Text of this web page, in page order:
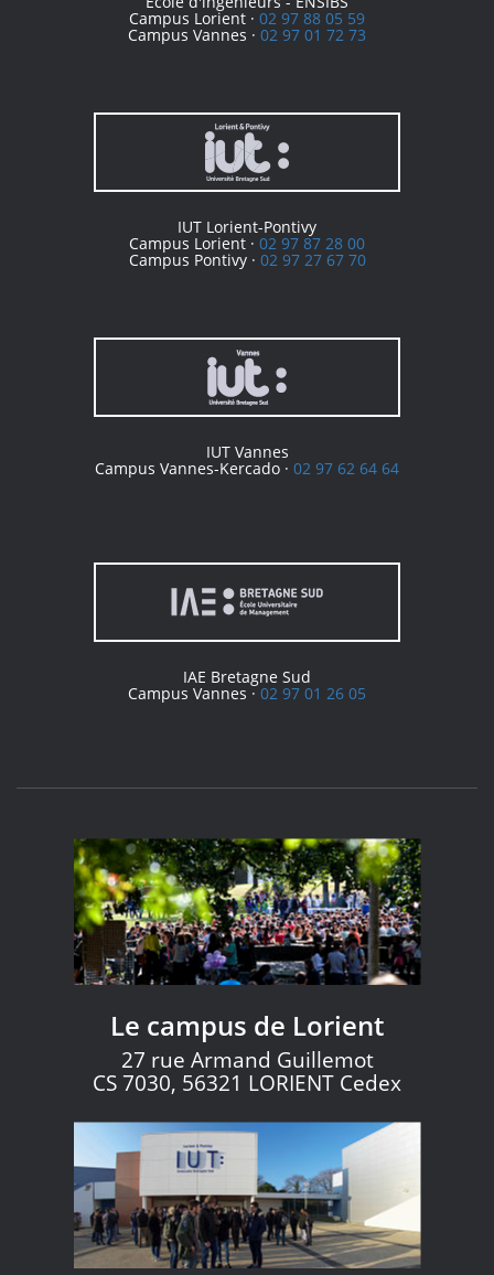
Campus Lorient · 02 97 88 05 59
Campus Vannes · 02 97 01 72 73
IUT Lorient-Pontivy
Campus Lorient · 02 97 87 28 00
Campus Pontivy · 02 97 27 67 70
IUT Vannes
Campus Vannes-Kercado · 02 97 62 64 64
IAE Bretagne Sud
Campus Vannes · 02 97 01 26 05
Le campus de Lorient
27 rue Armand Guillemot
CS 7030, 56321 LORIENT Cedex